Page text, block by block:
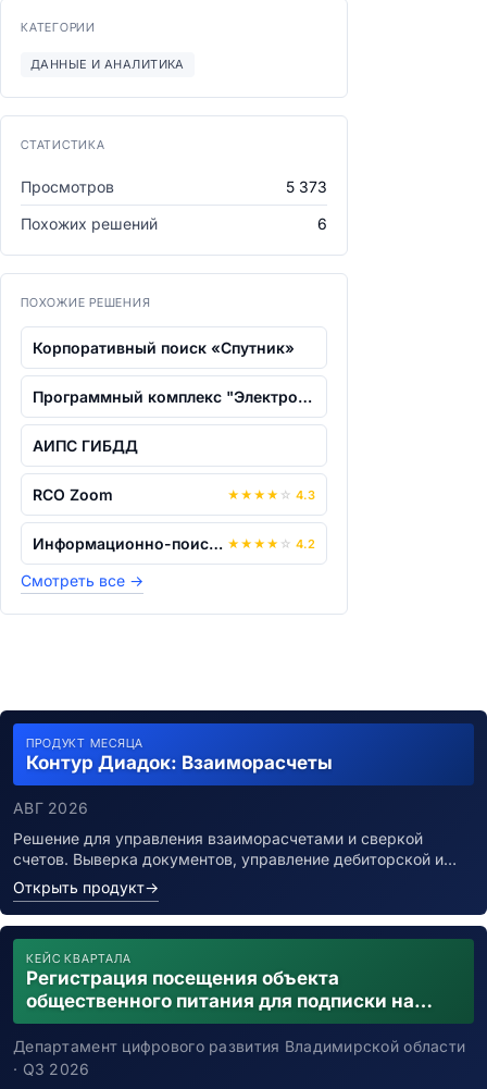
КАТЕГОРИИ
ДАННЫЕ И АНАЛИТИКА
СТАТИСТИКА
Просмотров
5 373
Похожих решений
6
ПОХОЖИЕ РЕШЕНИЯ
Корпоративный поиск «Спутник»
Программный комплекс "Электронно-цифро...
АИПС ГИБДД
RCO Zoom ★ ★ ★ ★ ☆ 4.3
Информационно-поисковая система "Реест... ★ ★ ★ ★ ☆ 4.2
Смотреть все →
ПРОДУКТ МЕСЯЦА
Контур Диадок: Взаиморасчеты
АВГ 2026
Решение для управления взаиморасчетами и сверкой
счетов. Выверка документов, управление дебиторской и…
Открыть продукт→
КЕЙС КВАРТАЛА
Регистрация посещения объекта
общественного питания для подписки на
уведомления о возможном контакте с
заболевшим новой коронавирусной
инфекцией
Департамент цифрового развития Владимирской области
· Q3 2026